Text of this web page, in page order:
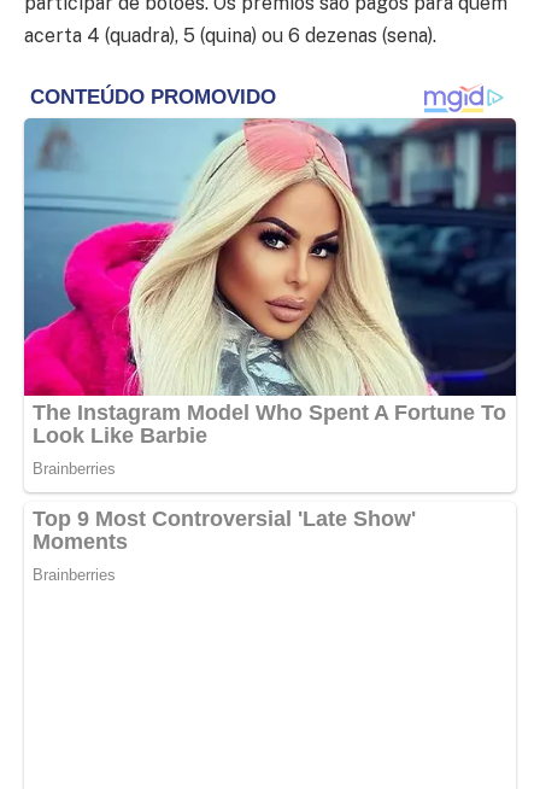
acerta 4 (quadra), 5 (quina) ou 6 dezenas (sena).